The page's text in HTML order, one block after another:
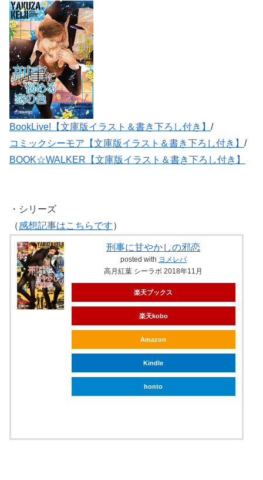
BookLive!【文庫版イラスト＆書き下ろし付き】 /
コミックシーモア【文庫版イラスト＆書き下ろし付き】 /
BOOK☆WALKER【文庫版イラスト＆書き下ろし付き】
・シリーズ
（感想記事はこちらです）
刑事に甘やかしの邪恋
posted with ヨメレバ
高月紅葉 シーラボ 2018年11月
楽天ブックス
楽天kobo
Amazon
Kindle
honto